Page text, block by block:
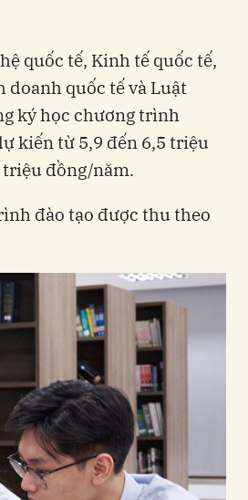
quốc tế, Kinh tế quốc tế,
doanh quốc tế và Luật
ký học chương trình
kiến từ 5,9 đến 6,5 triệu
đồng/năm.
đào tạo được thu theo